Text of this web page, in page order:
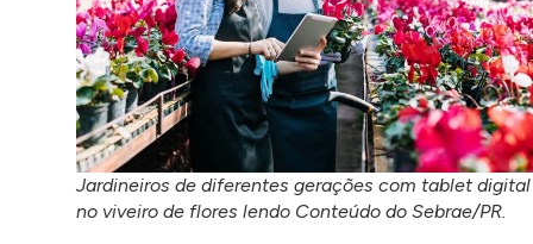
Jardineiros de diferentes gerações com tablet digital
no viveiro de flores lendo Conteúdo do Sebrae/PR.